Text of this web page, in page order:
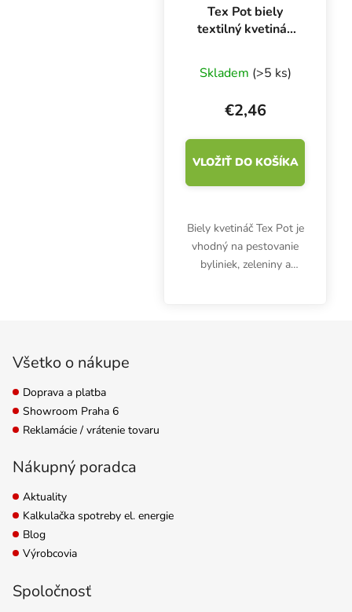
Tex Pot biely
textilný kvetináč
Skladem (>5 ks)
€2,46
VLOŽIŤ DO KOŠÍKA
Biely kvetináč Tex Pot je
vhodný na pestovanie
byliniek, zeleniny a
Všetko o nákupe
Doprava a platba
Showroom Praha 6
Reklamácie / vrátenie tovaru
Nákupný poradca
Aktuality
Kalkulačka spotreby el. energie
Blog
Výrobcovia
Spoločnosť